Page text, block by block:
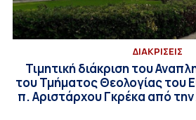
ΔΙΑΚΡΙΣΕΙΣ
Τιμητική διάκριση του
του Τμήματος Θεολογίας του
π. Αριστάρχου Γκρέκα από